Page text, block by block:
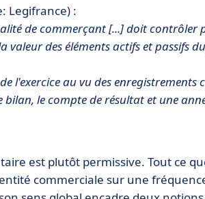
Legifrance) :
de commerçant [...] doit contrôler
valeur des éléments actifs et passifs
l'exercice au vu des enregistrements
le compte de résultat et une
est plutôt permissive. Tout ce
commerciale sur une